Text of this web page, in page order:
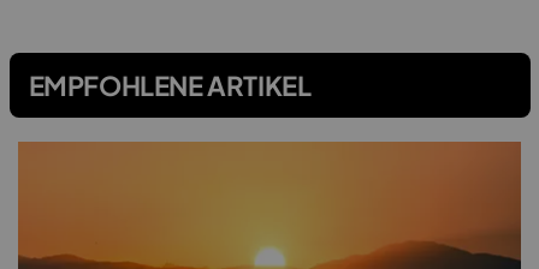
EMPFOHLENE ARTIKEL